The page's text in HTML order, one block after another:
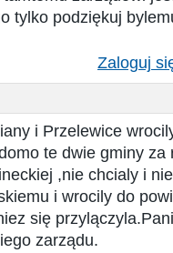
tylko podziękuj
Zaloguj
i Przelewice
te dwie gminy za
,nie chcialy i
i wrocily do
się
zarządu.